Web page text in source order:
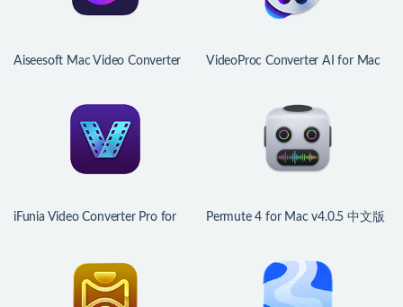
Aiseesoft Mac Video Converter
VideoProc Converter AI for Mac
iFunia Video Converter Pro for
Permute 4 for Mac v4.0.5 中文版